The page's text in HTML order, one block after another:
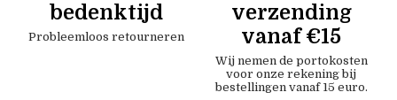
bedenktijd
Probleemloos retourneren
verzending
vanaf €15
Wij nemen de portokosten
voor onze rekening bij
bestellingen vanaf 15 euro.